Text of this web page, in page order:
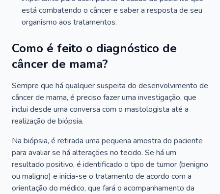
está combatendo o câncer e saber a resposta de seu
organismo aos tratamentos.
Como é feito o diagnóstico de
câncer de mama?
Sempre que há qualquer suspeita do desenvolvimento de
câncer de mama, é preciso fazer uma investigação, que
inclui desde uma conversa com o mastologista até a
realização de biópsia.
Na biópsia, é retirada uma pequena amostra do paciente
para avaliar se há alterações no tecido. Se há um
resultado positivo, é identificado o tipo de tumor (benigno
ou maligno) e inicia-se o tratamento de acordo com a
orientação do médico, que fará o acompanhamento da